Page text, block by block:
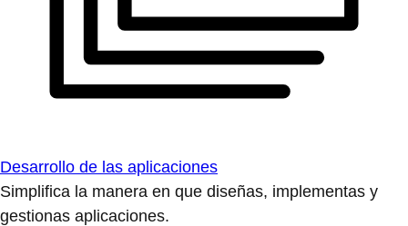
Desarrollo de las aplicaciones
Simplifica la manera en que diseñas, implementas y
gestionas aplicaciones.